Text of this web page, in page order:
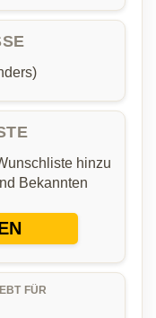
hinzu
Bekannten
FÜR